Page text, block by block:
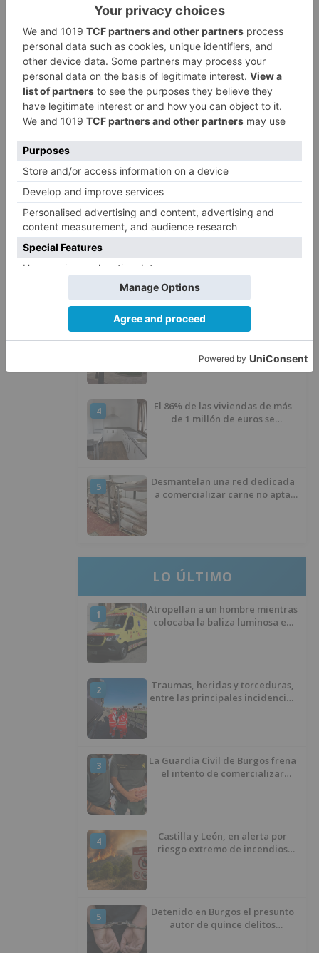
Autoridad Judicial.
Burgos policía nacional detiene
hombre
gramos
cocaína
1
4 líneas de autobús de Burgos
cambian su recorrido por el
asfaltado en la Avenida
Arlanzón y se reactiva la línea
del Casco Histórico
2
evitar nueve kilómetros de
asfalto por el Polígono Industrial
de Burgos
3
Alerta por un nuevo episodio de
calor extremo en Burgos
4
El 86% de las viviendas de más
de 1 millón de euros se
5
Desmantelan una red dedicada
a comercializar carne no apta
LO ÚLTIMO
1
Atropellan a un hombre mientras
colocaba la baliza luminosa en
2
Traumas, heridas y torceduras,
entre las principales incidencias
3
La Guardia Civil de Burgos frena
el intento de comercializar
4
Castilla y León, en alerta por
riesgo extremo de incendios
5
Detenido en Burgos el presunto
autor de quince delitos